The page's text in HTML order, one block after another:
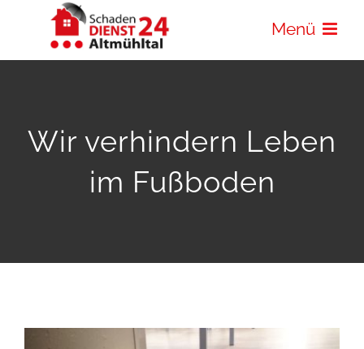
Menü
Wir verhindern Leben
im Fußboden